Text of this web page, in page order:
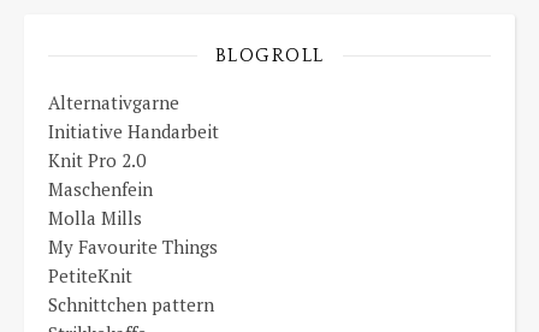
BLOGROLL
Alternativgarne
Initiative Handarbeit
Knit Pro 2.0
Maschenfein
Molla Mills
My Favourite Things
PetiteKnit
Schnittchen pattern